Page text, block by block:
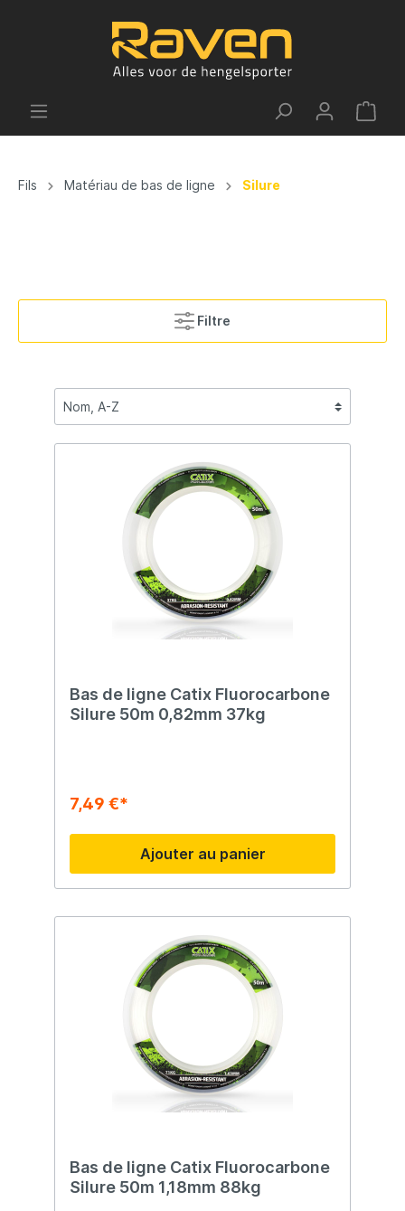
Fils Matériau de bas de ligne Silure
Filtre
Bas de ligne Catix Fluorocarbone
Silure 50m 0,82mm 37kg
7,49 €*
Ajouter au panier
Bas de ligne Catix Fluorocarbone
Silure 50m 1,18mm 88kg